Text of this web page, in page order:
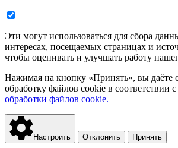
Эти могут использоваться для сбора
интересах, посещаемых страницах и
чтобы оценивать и улучшать работу
Нажимая на кнопку «Принять», вы даёте
обработку файлов cookie в соответствии с
обработки файлов cookie.
Настроить Отклонить Принять